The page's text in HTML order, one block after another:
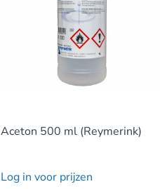
Aceton 500 ml (Reymerink)
Log in voor prijzen